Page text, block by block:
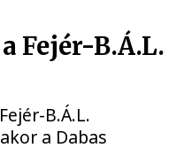
Fejér-B.Á.L.
B.Á.L.
a Dabas